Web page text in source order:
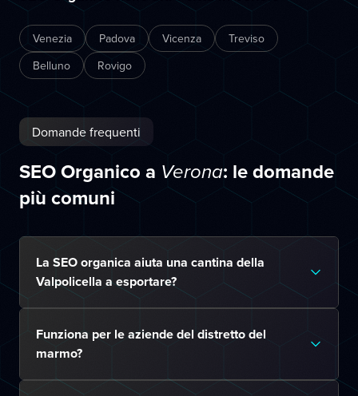
Venezia Padova Vicenza
Treviso
Belluno
Rovigo
Domande frequenti
SEO Organico a Verona: le domande
più comuni
La SEO organica aiuta una cantina della
Valpolicella a esportare?
Funziona per le aziende del distretto del
marmo?